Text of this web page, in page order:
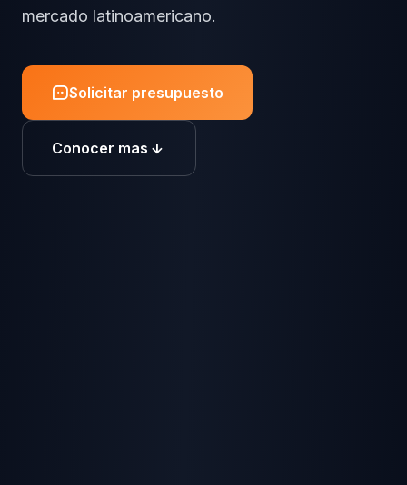
mercado latinoamericano.
Solicitar presupuesto
Conocer mas